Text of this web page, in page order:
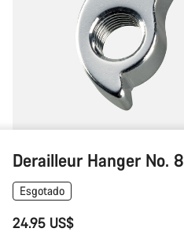
Derailleur Hanger No. 8
Esgotado
24.95 US$